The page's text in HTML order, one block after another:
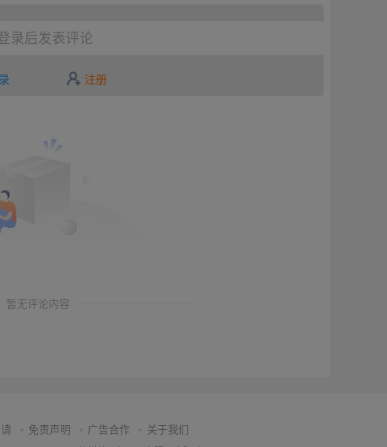
录后发表评论
注册
暂无评论内容
免责声明 广告合作 关于我们